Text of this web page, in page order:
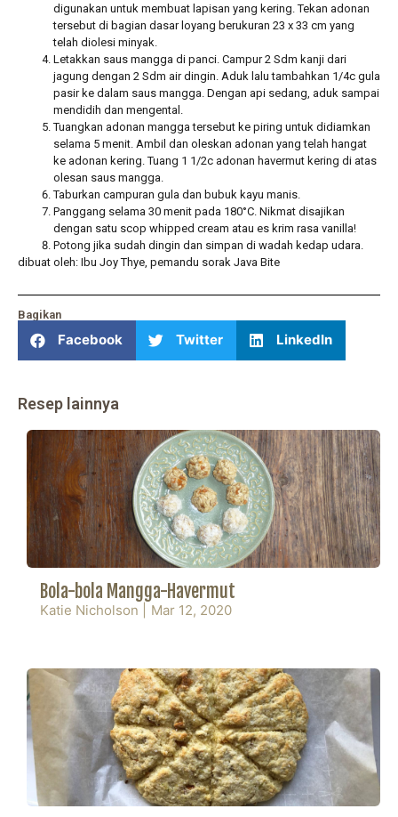
digunakan untuk membuat lapisan yang kering. Tekan adonan
tersebut di bagian dasar loyang berukuran 23 x 33 cm yang
telah diolesi minyak.
Letakkan saus mangga di panci. Campur 2 Sdm kanji dari
jagung dengan 2 Sdm air dingin. Aduk lalu tambahkan 1/4c gula
pasir ke dalam saus mangga. Dengan api sedang, aduk sampai
mendidih dan mengental.
Tuangkan adonan mangga tersebut ke piring untuk didiamkan
selama 5 menit. Ambil dan oleskan adonan yang telah hangat
ke adonan kering. Tuang 1 1/2c adonan havermut kering di atas
olesan saus mangga.
Taburkan campuran gula dan bubuk kayu manis.
Panggang selama 30 menit pada 180°C. Nikmat disajikan
dengan satu scop whipped cream atau es krim rasa vanilla!
Potong jika sudah dingin dan simpan di wadah kedap udara.
dibuat oleh: Ibu Joy Thye, pemandu sorak Java Bite
Bagikan
Facebook Twitter LinkedIn
Resep lainnya
Bola-bola Mangga-Havermut
Katie Nicholson Mar 12, 2020